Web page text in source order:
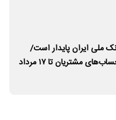
ملی ایران پایدار است/
مغایرت‌ باقیمانده حساب‌های مشتریان تا ۱۷ مرداد